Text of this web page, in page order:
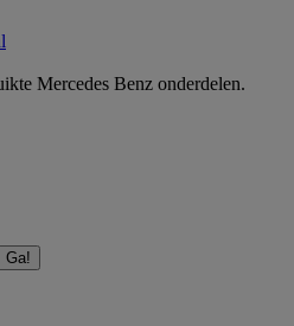
Mercedes Benz onderdelen.